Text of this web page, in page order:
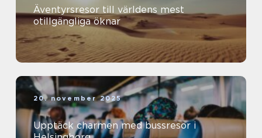
Äventyrsresor till världens mest
otillgängliga öknar
20. november 2025
Upptäck charmen med bussresor i